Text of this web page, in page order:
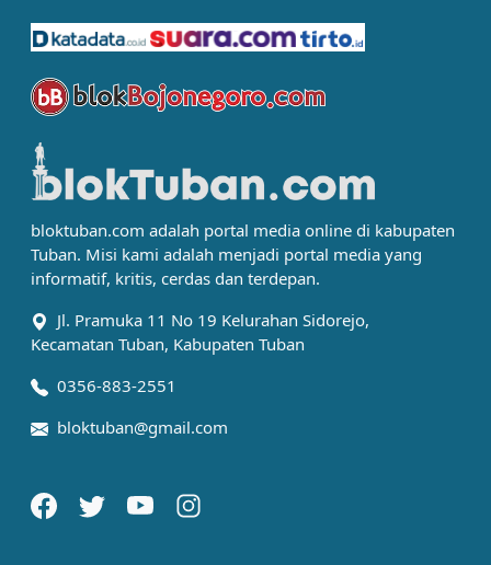
bloktuban.com adalah portal media online di kabupaten
Tuban. Misi kami adalah menjadi portal media yang
informatif, kritis, cerdas dan terdepan.
Jl. Pramuka 11 No 19 Kelurahan Sidorejo,
Kecamatan Tuban, Kabupaten Tuban
0356-883-2551
bloktuban@gmail.com